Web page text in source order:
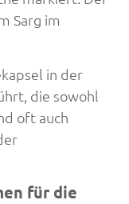
Sarg im
in der
die sowohl
oft auch
für die